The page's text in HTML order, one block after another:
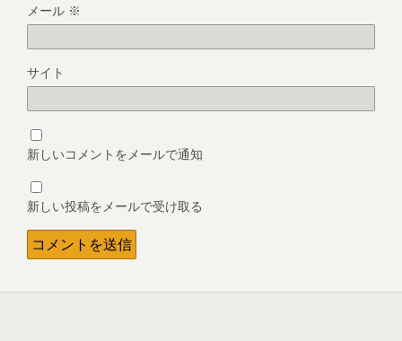
メール ※
サイト
新しいコメントをメールで通知
新しい投稿をメールで受け取る